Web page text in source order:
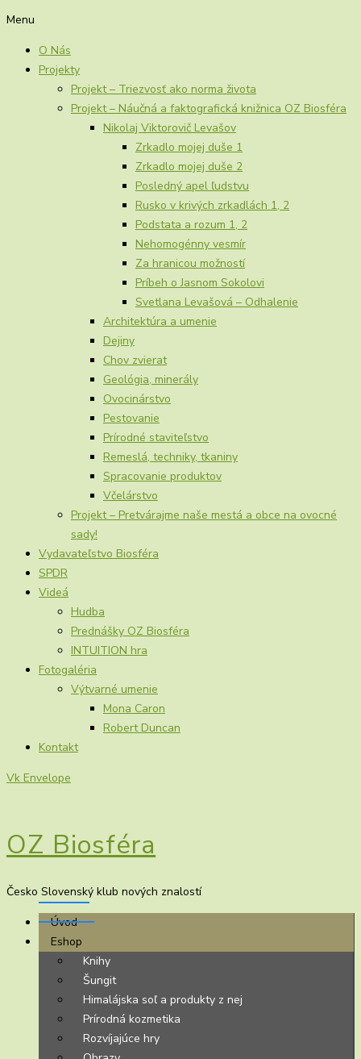
Menu
O Nás
Projekty
Projekt – Triezvosť ako norma života
Projekt – Náučná a faktografická knižnica OZ Biosféra
Nikolaj Viktorovič Levašov
Zrkadlo mojej duše 1
Zrkadlo mojej duše 2
Posledný apel ľudstvu
Rusko v krivých zrkadlách 1, 2
Podstata a rozum 1, 2
Nehomogénny vesmír
Za hranicou možností
Príbeh o Jasnom Sokolovi
Svetlana Levašová – Odhalenie
Architektúra a umenie
Dejiny
Chov zvierat
Geológia, minerály
Ovocinárstvo
Pestovanie
Prírodné staviteľstvo
Remeslá, techniky, tkaniny
Spracovanie produktov
Včelárstvo
Projekt – Pretvárajme naše mestá a obce na ovocné
sady!
Vydavateľstvo Biosféra
SPDR
Videá
Hudba
Prednášky OZ Biosféra
INTUITION hra
Fotogaléria
Výtvarné umenie
Mona Caron
Robert Duncan
Kontakt
Vk Envelope
OZ Biosféra
Česko Slovenský klub nových znalostí
Úvod
Eshop
Knihy
Šungit
Himalájska soľ a produkty z nej
Prírodná kozmetika
Rozvíjajúce hry